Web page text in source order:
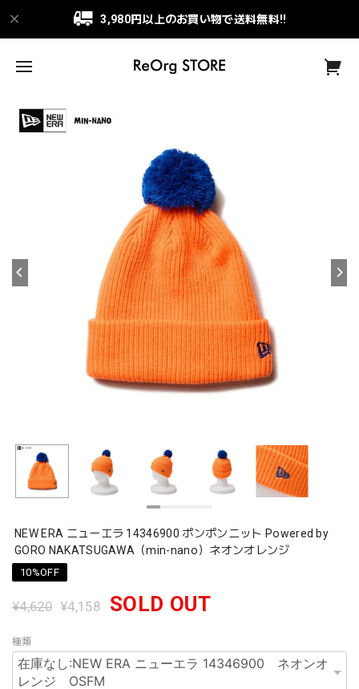
3,980円以上のお買い物で送料無料!!
NEW ERA ニューエラ 14346900 ポンポンニット Powered by
GORO NAKATSUGAWA（min-nano）ネオンオレンジ
10%OFF
¥4,620 ¥4,158 SOLD OUT
種類